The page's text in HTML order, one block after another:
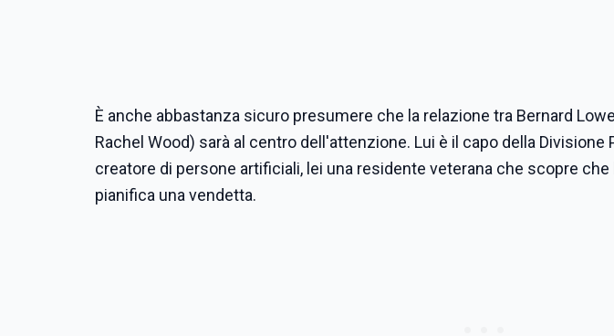
È anche abbastanza sicuro presumere che la relazione tra Bernard
Rachel Wood) sarà al centro dell'attenzione. Lui è il capo della
creatore di persone artificiali, lei una residente veterana che scopre che
pianifica una vendetta.